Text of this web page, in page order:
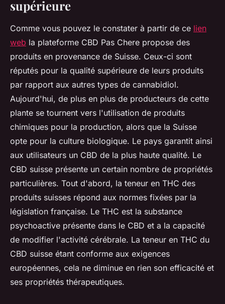
supérieure
Comme vous pouvez le constater à partir de ce lien
web la plateforme CBD Pas Chere propose des
produits en provenance de Suisse. Ceux-ci sont
réputés pour la qualité supérieure de leurs produits
par rapport aux autres types de cannabidiol.
Aujourd'hui, de plus en plus de producteurs de cette
plante se tournent vers l'utilisation de produits
chimiques pour la production, alors que la Suisse
opte pour la culture biologique. Le pays garantit ainsi
aux utilisateurs un CBD de la plus haute qualité. Le
CBD suisse présente un certain nombre de propriétés
particulières. Tout d'abord, la teneur en THC des
produits suisses répond aux normes fixées par la
législation française. Le THC est la substance
psychoactive présente dans le CBD et a la capacité
de modifier l'activité cérébrale. La teneur en THC du
CBD suisse étant conforme aux exigences
européennes, cela ne diminue en rien son efficacité et
ses propriétés thérapeutiques.